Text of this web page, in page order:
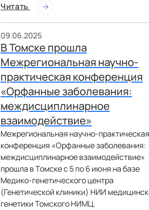
Читать
09.06.2025
В Томске прошла
Межрегиональная научно-
практическая конференция
«Орфанные заболевания:
междисциплинарное
взаимодействие»
Межрегиональная научно-практическая
конференция «Орфанные заболевания:
междисциплинарное взаимодействие»
прошла в Томске с 5 по 6 июня на базе
Медико-генетического центра
(Генетической клиники) НИИ
генетики Томского НИМЦ.